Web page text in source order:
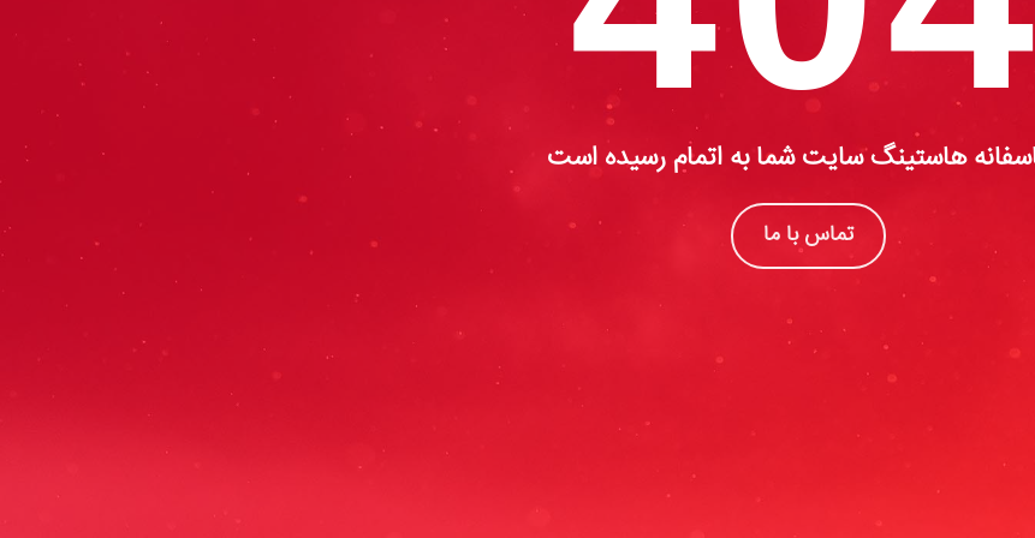
تماس با ما